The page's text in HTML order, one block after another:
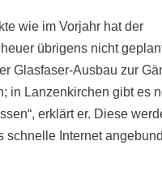
wie im Vorjahr hat der
übrigens nicht
Glasfaser-Ausbau zur
in Lanzenkirchen gibt es
erklärt er. Diese
schnelle Internet